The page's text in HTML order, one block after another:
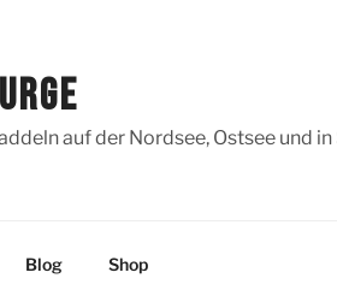
auf der Nordsee, Ostsee und
Blog Shop